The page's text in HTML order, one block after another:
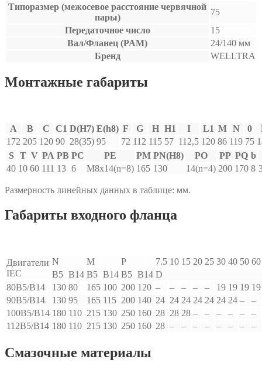
Типоразмер (межосевое расстояние червячной
пары)
75
Передаточное число
15
Вал/Фланец (PAM)
24/140 мм
Бренд
WELLTRA
Монтажные габариты
A B C C1 D(H7) E(h8) F G H H1 I L1 M N 0
172 205 120 90 28(35) 95 72 112 115 57 112,5 120 86 119 75
S
T V PA PB PC PE PM PN(H8) PO PP PQ b
40 10 60 111 13 6 M8x14(n=8) 165 130 14(n=4) 200 170 8
Размерность линейных данных в таблице: мм.
Габариты входного фланца
Двигатели
IEC
N M P 7.5 10 15 20 25 30 40 50 60
B5 B14 B5 B14 B5 B14 D
80B5/B14
130 80 165 100 200 120 – – – – – 19 19 19 19
90B5/B14
130 95 165 115 200 140 24 24 24 24 24 24 24 –
–
100B5/B14 180 110 215 130 250 160 28 28 28 – – – – –
–
112B5/B14 180 110 215 130 250 160 28 – – – – – – – –
Смазочные материалы